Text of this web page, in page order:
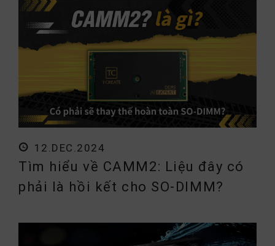
12.DEC.2024
Tìm hiểu về CAMM2: Liệu đây có
phải là hồi kết cho SO-DIMM?